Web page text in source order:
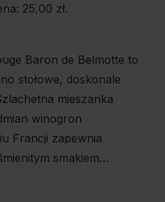
25,00 zł.
Baron de Belmotte to
stołowe, doskonale
mieszanka
winogron
Francji zapewnia
smakiem…